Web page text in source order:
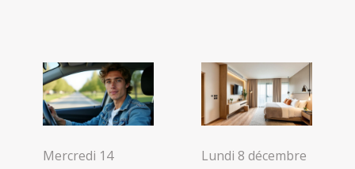
Mercredi 14
Lundi 8 décembre